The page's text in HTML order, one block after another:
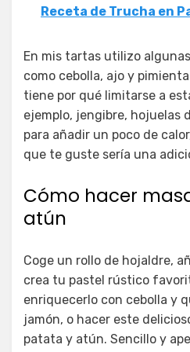
Receta de Trucha en
En mis tartas utilizo
como cebolla, ajo y
tiene por qué limitarse a
ejemplo, jengibre, hojuelas
para añadir un poco de
que te guste sería una
Cómo hacer
atún
Coge un rollo de hojaldre,
crea tu pastel rústico
enriquecerlo con cebolla y
jamón, o hacer este
patata y atún. Sencillo y